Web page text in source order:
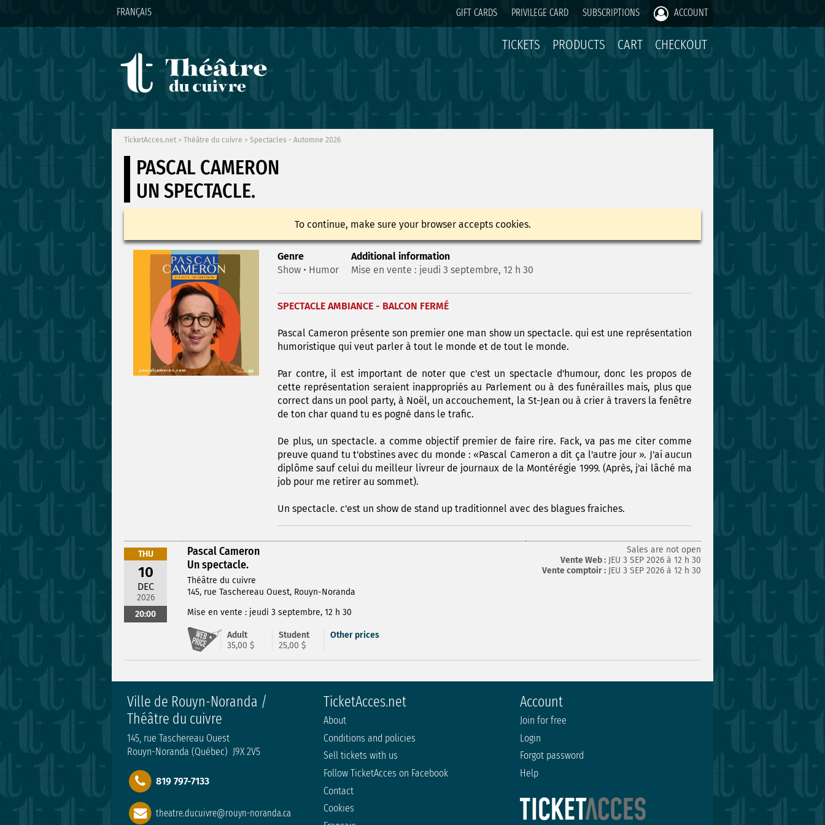
FRANÇAIS GIFT CARDS PRIVILEGE CARD SUBSCRIPTIONS ACCOUNT
TICKETS PRODUCTS CART CHECKOUT
TicketAcces.net > Théâtre du cuivre > Spectacles - Automne 2026
PASCAL CAMERON
UN SPECTACLE.
To continue, make sure your browser accepts cookies.
Genre
Show • Humor
Additional information
Mise en vente : jeudi 3 septembre, 12 h 30
SPECTACLE AMBIANCE - BALCON FERMÉ
Pascal Cameron présente son premier one man show un spectacle. qui est une représentation
humoristique qui veut parler à tout le monde et de tout le monde.
Par contre, il est important de noter que c'est un spectacle d'humour, donc les propos de
cette représentation seraient inappropriés au Parlement ou à des funérailles mais, plus que
correct dans un pool party, à Noël, un accouchement, la St-Jean ou à crier à travers la fenêtre
de ton char quand tu es pogné dans le trafic.
De plus, un spectacle. a comme objectif premier de faire rire. Fack, va pas me citer comme
preuve quand tu t'obstines avec du monde : «Pascal Cameron a dit ça l'autre jour ». J'ai aucun
diplôme sauf celui du meilleur livreur de journaux de la Montérégie 1999. (Après, j'ai lâché ma
job pour me retirer au sommet).
Un spectacle. c'est un show de stand up traditionnel avec des blagues fraiches.
THU
10
DEC
2026
20:00
Pascal Cameron
Un spectacle.
Théâtre du cuivre
145, rue Taschereau Ouest, Rouyn-Noranda
Mise en vente : jeudi 3 septembre, 12 h 30
Adult
35,00 $
Student
25,00 $
Other prices
Sales are not open
Vente Web : JEU 3 SEP 2026 à 12 h 30
Vente comptoir : JEU 3 SEP 2026 à 12 h 30
Ville de Rouyn-Noranda /
Théâtre du cuivre
145, rue Taschereau Ouest
Rouyn-Noranda (Québec) J9X 2V5
819 797-7133
theatre.ducuivre@rouyn-noranda.ca
TicketAcces.net
About
Conditions and policies
Sell tickets with us
Follow TicketAcces on Facebook
Contact
Cookies
Account
Join for free
Login
Forgot password
Help